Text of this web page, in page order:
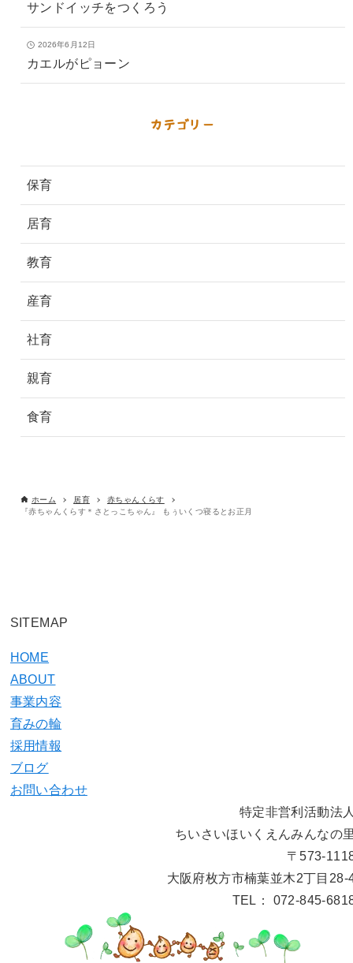
サンドイッチをつくろう
2026年6月12日
カエルがピョーン
カテゴリー
保育
居育
教育
産育
社育
親育
食育
ホーム 居育
赤ちゃんくらす
『赤ちゃんくらす＊さとっこちゃん』 もぅいくつ寝るとお正月
SITEMAP
HOME
ABOUT
事業内容
育みの輪
採用情報
ブログ
お問い合わせ
特定非営利活動法
ちいさいほいくえんみんなの
〒573-
大阪府枚方市楠葉並木2丁目28-
TEL： 072-845-